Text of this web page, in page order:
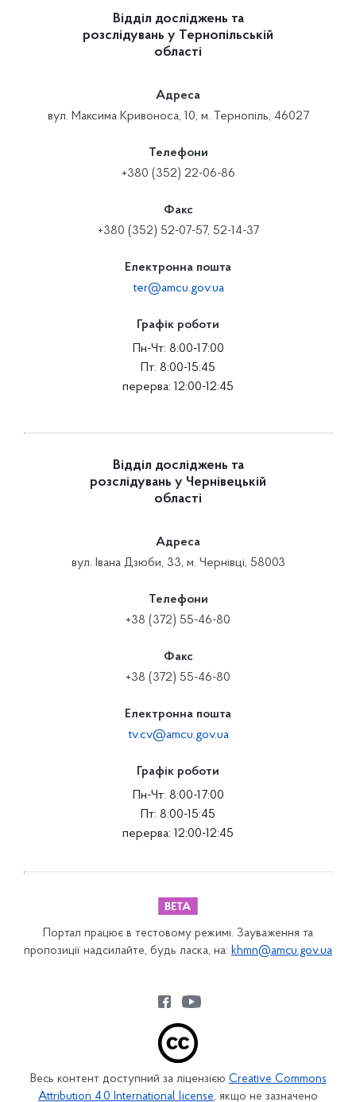
Відділ досліджень та
розслідувань у Тернопільській
області
Адреса
вул. Максима Кривоноса, 10, м. Тернопіль, 46027
Телефони
+380 (352) 22-06-86
Факс
+380 (352) 52-07-57, 52-14-37
Електронна пошта
ter@amcu.gov.ua
Графік роботи
Пн-Чт: 8:00-17:00
Пт: 8:00-15:45
перерва: 12:00-12:45
Відділ досліджень та
розслідувань у Чернівецькій
області
Адреса
вул. Івана Дзюби, 33, м. Чернівці, 58003
Телефони
+38 (372) 55-46-80
Факс
+38 (372) 55-46-80
Електронна пошта
tv.cv@amcu.gov.ua
Графік роботи
Пн-Чт: 8:00-17:00
Пт: 8:00-15:45
перерва: 12:00-12:45
Портал працює в тестовому режимі. Зауваження та
пропозиції надсилайте, будь ласка, на: khmn@amcu.gov.ua
Весь контент доступний за ліцензією Creative Commons
Attribution 4.0 International license, якщо не зазначено